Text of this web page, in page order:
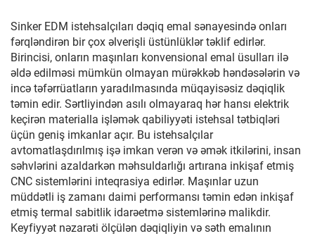
Sinker EDM istehsalçıları dəqiq emal sənayesində onları
fərqləndirən bir çox əlverişli üstünlüklər təklif edirlər.
Birincisi, onların maşınları konvensional emal üsulları ilə
əldə edilməsi mümkün olmayan mürəkkəb həndəsələrin və
incə təfərrüatların yaradılmasında müqayisəsiz dəqiqlik
təmin edir. Sərtliyindən asılı olmayaraq hər hansı elektrik
keçirən materialla işləmək qabiliyyəti istehsal tətbiqləri
üçün geniş imkanlar açır. Bu istehsalçılar
avtomatlaşdırılmış işə imkan verən və əmək itkilərini, insan
səhvlərini azaldarkən məhsuldarlığı artırana inkişaf etmiş
CNC sistemlərini inteqrasiya edirlər. Maşınlar uzun
müddətli iş zamanı daimi performansı təmin edən inkişaf
etmiş termal sabitlik idarəetmə sistemlərinə malikdir.
Keyfiyyət nəzarəti ölçülən dəqiqliyin və səth emalının